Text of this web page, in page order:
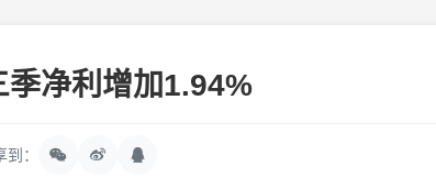
净利增加1.94%
到：